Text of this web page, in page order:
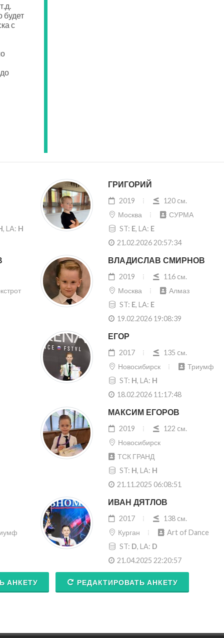
будет
с
, LA: H
ГРИГОРИЙ
2019
120 cм.
Москва
СУРМА
ST: E, LA: E
21.02.2026 20:57:34
ВЛАДИСЛАВ СМИРНОВ
2019
116 cм.
Москва
Алмаз
ST: E, LA: E
19.02.2026 19:08:39
ЕГОР
2017
135 cм.
Новосибирск
Триумф
ST: H, LA: H
18.02.2026 11:17:48
МАКСИМ ЕГОРОВ
2019
122 cм.
Новосибирск
ТСК ГРАНД
ST: H, LA: H
21.11.2025 06:08:51
ИВАН ДЯТЛОВ
2017
138 cм.
Курган
Art of Dance
ST: D, LA: D
21.04.2025 22:20:57
АНКЕТУ РЕДАКТИРОВАТЬ АНКЕТУ